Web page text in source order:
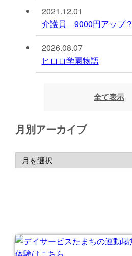
2021.12.01
介護員 9000円アップ？
2026.08.07
ヒロロ学園物語
全て表示
月別アーカイブ